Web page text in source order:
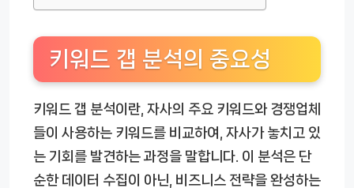
키워드 갭 분석의 중요성
키워드 갭 분석이란, 자사의 주요 키워드와 경쟁업체
들이 사용하는 키워드를 비교하여, 자사가 놓치고 있
는 기회를 발견하는 과정을 말합니다. 이 분석은 단
순한 데이터 수집이 아닌, 비즈니스 전략을 완성하는